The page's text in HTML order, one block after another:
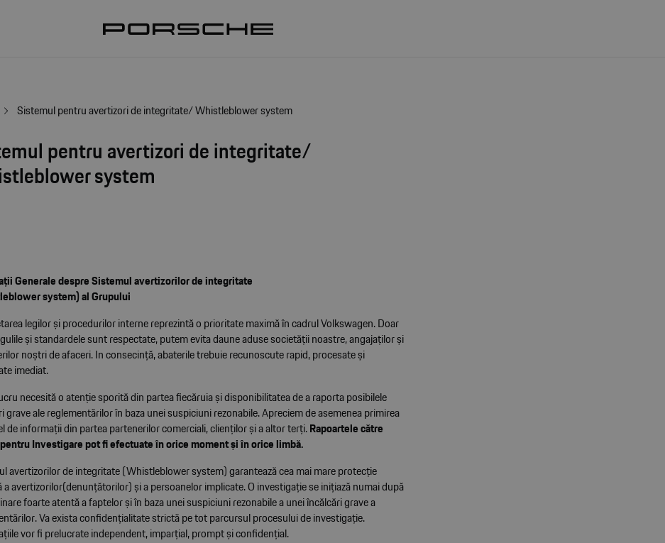
Sistemul pentru avertizori de integritate/ Whistleblower system
pentru avertizori de integritate/
system
Generale despre Sistemul avertizorilor de integritate
system) al Grupului
legilor şi procedurilor interne reprezintă o prioritate maximă în cadrul Volkswagen. Doar
şi standardele sunt respectate, putem evita daune aduse societăţii noastre, angajaţilor şi
noştri de afaceri. In consecinţă, abaterile trebuie recunoscute rapid, procesate şi
imediat.
necesită o atenţie sporită din partea fiecăruia şi disponibilitatea de a raporta posibilele
grave ale reglementărilor în baza unei suspiciuni rezonabile. Apreciem de asemenea primirea
de informaţii din partea partenerilor comerciali, clienţilor şi a altor terţi.Rapoartele către
Investigare pot fi efectuate în orice moment şi în orice limbă.
avertizorilor de integritate (Whistleblower system) garantează cea mai mare protecţie
a avertizorilor(denunţătorilor) şi a persoanelor implicate. O investigaţie se iniţiază numai după
foarte atentă a faptelor şi în baza unei suspiciuni rezonabile a unei încălcări grave a
Va exista confidenţialitate strictă pe tot parcursul procesului de investigaţie.
vor fi prelucrate independent, imparţial, prompt şi confidenţial.